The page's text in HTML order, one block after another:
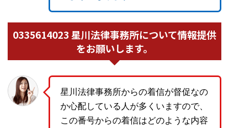
0335614023 星川法律事務所について情報提供
をお願いします。
星川法律事務所からの着信が督促なの
か心配している人が多くいますので、
この番号からの着信はどのような内容